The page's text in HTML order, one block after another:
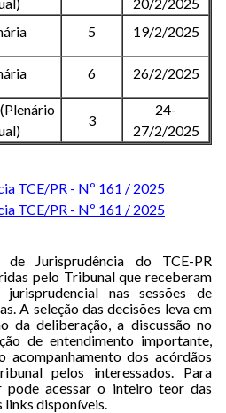
5
19/2/2025
6 26/2/2025
3
24-
27/2/2025
TCE/PR - Nº 161 / 2025
TCE/PR - Nº 161 / 2025
Jurisprudência do TCE-PR
pelo Tribunal que receberam
nas sessões de
A seleção das decisões leva em
da deliberação, a discussão no
de entendimento importante,
dos acórdãos
pelos interessados. Para
pode acessar o inteiro teor das
disponíveis.